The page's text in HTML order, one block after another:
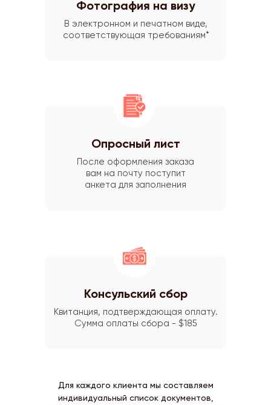
Фотография на визу
В электронном и печатном виде,
соответствующая требованиям*
После оформления заказа
вам на почту поступит
анкета для заполнения
Опросный лист
Консульский сбор
Квитанция, подтверждающая оплату.
Сумма оплаты сбора - $185
Для каждого клиента мы составляем
индивидуальный список документов,